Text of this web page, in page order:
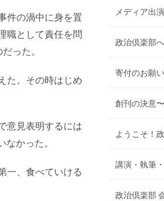
件の渦中に身を置
職として責任を問
った。
た。その時はじめ
意見表明するには
かった。
一、食べていける
メディア出演
政治倶楽部
寄付のお願い
創刊の決意
ようこそ！
講演・執筆
政治倶楽部